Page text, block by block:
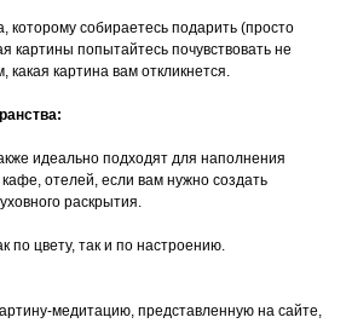
которому собираетесь подарить (просто
картины попытайтесь почувствовать не
какая картина вам откликнется.
идеально подходят для наполнения
отелей, если вам нужно создать
раскрытия.
по цвету, так и по настроению.
медитацию, представленную на сайте,